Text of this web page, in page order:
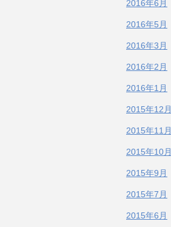
2016年6月
2016年5月
2016年3月
2016年2月
2016年1月
2015年12月
2015年11月
2015年10月
2015年9月
2015年7月
2015年6月